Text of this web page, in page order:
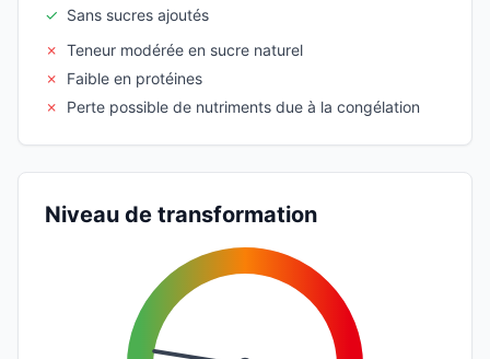
✓ Sans sucres ajoutés
✗ Teneur modérée en sucre naturel
✗
Faible en protéines
✗
Perte possible de nutriments due à la congélation
Niveau de transformation